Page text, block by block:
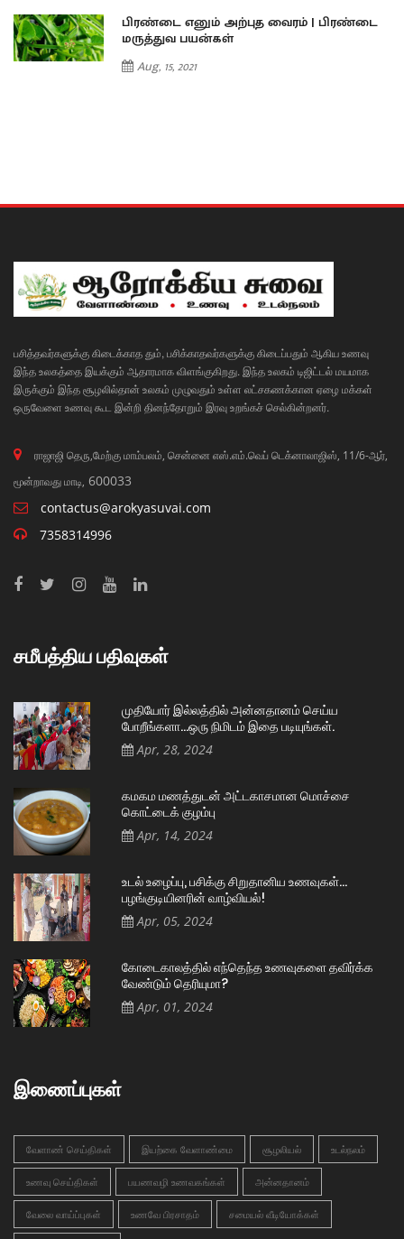
பிரண்டை எனும் அற்புத வைரம் | பிரண்டை
மருத்துவ பயன்கள்
Aug, 15, 2021
பசித்தவர்களுக்கு கிடைக்காத தும், பசிக்காதவர்களுக்கு கிடைப்பதும் ஆகிய உணவு
இந்த உலகத்தை இயக்கும் ஆதாரமாக விளங்குகிறது. இந்த உலகம் டிஜிட்டல் மயமாக
இருக்கும் இந்த சூழலில்தான் உலகம் முழுவதும் உள்ள லட்சகணக்கான ஏழை மக்கள்
ஒருவேளை உணவு கூட இன்றி தினந்தோறும் இரவு உறங்கச் செல்கின்றனர்.
ராஜாஜி தெரு,மேற்கு மாம்பலம், சென்னை எஸ்.எம்.வெப் டெக்னாலாஜிஸ், 11/6-ஆர்,
மூன்றாவது மாடி, 600033
contactus@arokyasuvai.com
7358314996
சமீபத்திய பதிவுகள்
முதியோர் இல்லத்தில் அன்னதானம் செய்ய
போறீங்களா…ஒரு நிமிடம் இதை படியுங்கள்.
Apr, 28, 2024
கமகம மணத்துடன் அட்டகாசமான மொச்சை
கொட்டைக் குழம்பு
Apr, 14, 2024
உடல் உழைப்பு, பசிக்கு சிறுதானிய உணவுகள்…
பழங்குடியினரின் வாழ்வியல்!
Apr, 05, 2024
கோடைகாலத்தில் எந்தெந்த உணவுகளை தவிர்க்க
வேண்டும் தெரியுமா?
Apr, 01, 2024
இணைப்புகள்
வேளாண் செய்திகள் இயற்கை வேளாண்மை சூழலியல் உடல்நலம்
உணவு செய்திகள் பயணவழி உணவகங்கள் அன்னதானம்
வேலை வாய்ப்புகள் உணவே பிரசாதம் சமையல் வீடியோக்கள்